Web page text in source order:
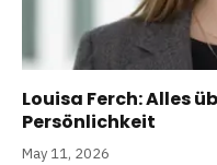
Louisa Ferch: Alles
Persönlichkeit
May 11, 2026